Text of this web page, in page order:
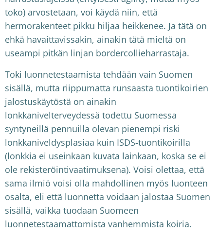
toko) arvostetaan, voi käydä niin, että
hermorakenteet pikku hiljaa heikkenee. Ja tätä on
ehkä havaittavissakin, ainakin tätä mieltä on
useampi pitkän linjan bordercollieharrastaja.
Toki luonnetestaamista tehdään vain Suomen
sisällä, mutta riippumatta runsaasta tuontikoirien
jalostuskäytöstä on ainakin
lonkkanivelterveydessä todettu Suomessa
syntyneillä pennuilla olevan pienempi riski
lonkkaniveldysplasiaa kuin ISDS-tuontikoirilla
(lonkkia ei useinkaan kuvata lainkaan, koska se ei
ole rekisteröintivaatimuksena). Voisi olettaa, että
sama ilmiö voisi olla mahdollinen myös luonteen
osalta, eli että luonnetta voidaan jalostaa Suomen
sisällä, vaikka tuodaan Suomeen
luonnetestaamattomista vanhemmista koiria.